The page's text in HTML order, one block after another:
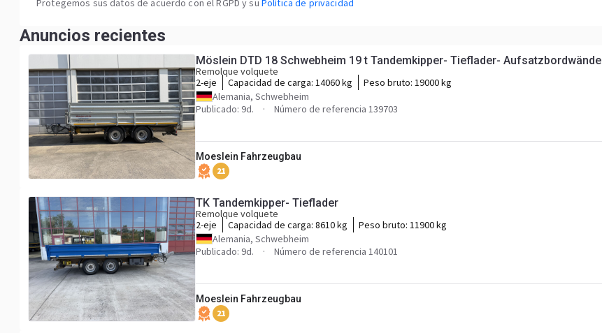
Protegemos sus datos de acuerdo con el RGPD y su Política de privacidad
Anuncios recientes
Möslein DTD 18 Schwebheim 19 t Tandemkipper- Tieflader- Aufsatzbordwände
Remolque volquete
2-eje
Capacidad de carga: 14060 kg Peso bruto: 19000 kg
Alemania, Schwebheim
Publicado: 9d.
Número de referencia 139703
Moeslein Fahrzeugbau
21
TK Tandemkipper- Tieflader
Remolque volquete
2-eje
Capacidad de carga: 8610 kg Peso bruto: 11900 kg
Alemania, Schwebheim
Publicado: 9d.
Número de referencia 140101
Moeslein Fahrzeugbau
21